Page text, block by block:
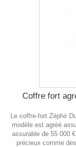
Coffre fort
Le coffre-fort Zéphir
modèle est agréé
assurable de 55 000
précieux comme